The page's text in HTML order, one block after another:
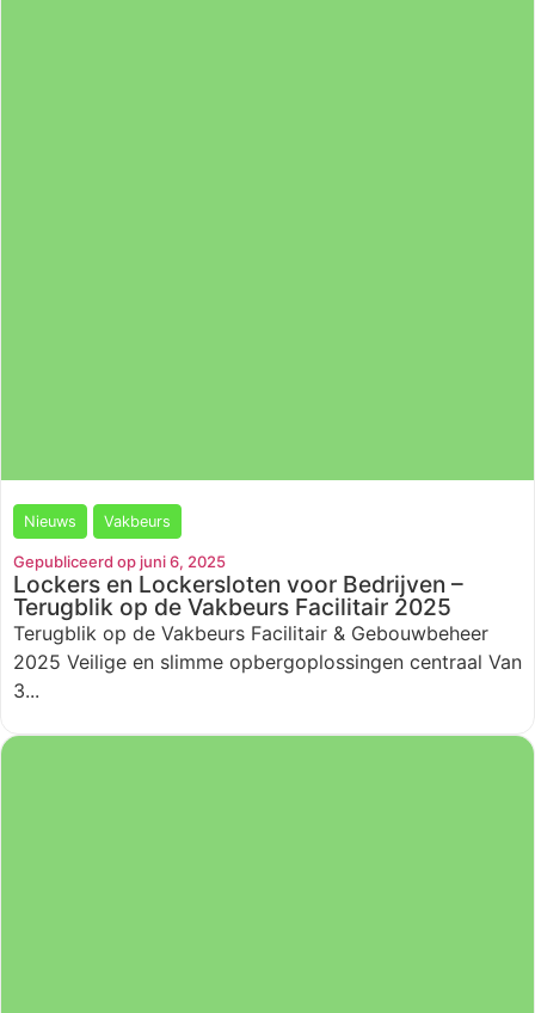
Nieuws Vakbeurs
Gepubliceerd op juni 6, 2025
Lockers en Lockersloten voor Bedrijven –
Terugblik op de Vakbeurs Facilitair 2025
Terugblik op de Vakbeurs Facilitair & Gebouwbeheer
2025 Veilige en slimme opbergoplossingen centraal Van
3...